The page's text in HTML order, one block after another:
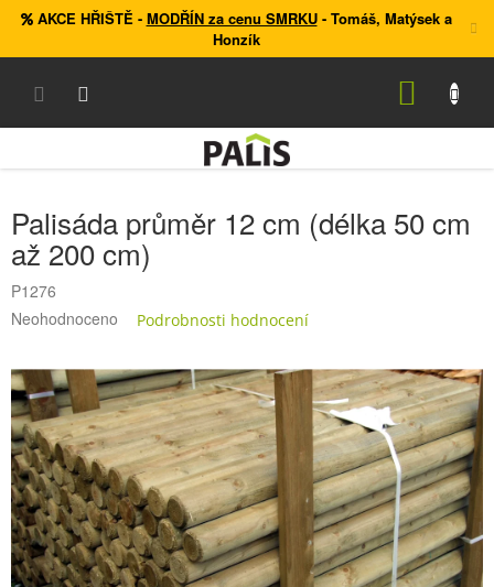
Přejít
obsah
AKCE HŘIŠTĚ- MODŘÍN za cenu SMRKU- Tomáš, Matýsek a
Honzík
Palisáda průměr 12 cm (délka 50 cm
až 200 cm)
P1276
Průměrné
je
0,0
z
5
hvězdiček.
Neohodnoceno Podrobnosti hodnocení